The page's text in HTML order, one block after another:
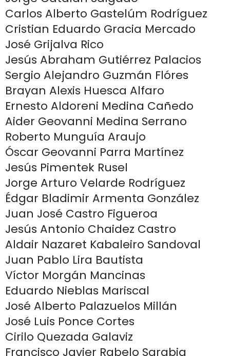
Carlos Alberto Gastelúm Rodríguez
Cristian Eduardo Gracia Mercado
José Grijalva Rico
Jesús Abraham Gutiérrez Palacios
Sergio Alejandro Guzmán Flóres
Brayan Alexis Huesca Alfaro
Ernesto Aldoreni Medina Cañedo
Aider Geovanni Medina Serrano
Roberto Munguía Araujo
Óscar Geovanni Parra Martínez
Jesús Pimentek Rusel
Jorge Arturo Velarde Rodríguez
Édgar Bladimir Armenta González
Juan José Castro Figueroa
Jesús Antonio Chaidez Castro
Aldair Nazaret Kabaleiro Sandoval
Juan Pablo Lira Bautista
Víctor Morgán Mancinas
Eduardo Nieblas Mariscal
José Alberto Palazuelos Millán
José Luis Ponce Cortes
Cirilo Quezada Galaviz
Francisco Javier Rabelo Sarabia